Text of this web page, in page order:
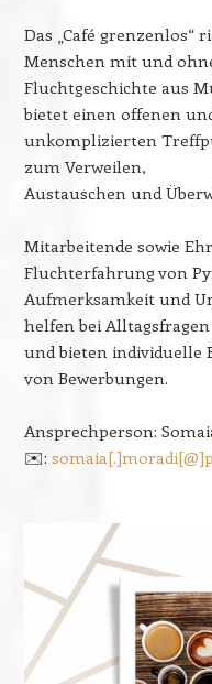
Das „Café grenzenlos“
Menschen mit und
Fluchtgeschichte aus
bietet einen offenen
unkomplizierten
zum Verweilen,
Austauschen und
Mitarbeitende sowie
Fluchterfahrung von
Aufmerksamkeit und
helfen bei Alltagsfragen
und bieten individuelle
von Bewerbungen.
Ansprechperson:
✉️: